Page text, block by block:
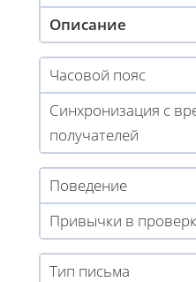
Описание
Часовой пояс
Синхронизация с
получателей
Поведение
Привычки в
Тип письма